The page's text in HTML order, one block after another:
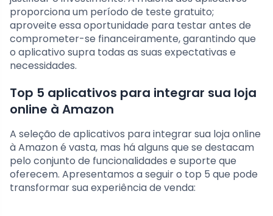
proporciona um período de teste gratuito;
aproveite essa oportunidade para testar antes de
comprometer-se financeiramente, garantindo que
o aplicativo supra todas as suas expectativas e
necessidades.
Top 5 aplicativos para integrar sua loja
online à Amazon
A seleção de aplicativos para integrar sua loja online
à Amazon é vasta, mas há alguns que se destacam
pelo conjunto de funcionalidades e suporte que
oferecem. Apresentamos a seguir o top 5 que pode
transformar sua experiência de venda: